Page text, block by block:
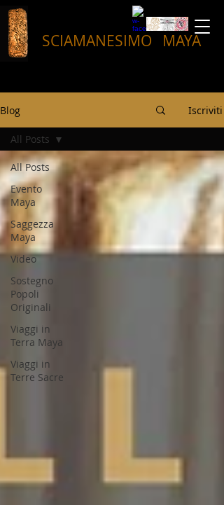
SCIAMANESIMO MAYA
Blog Iscriviti
All Posts
Evento
Maya
Saggezza
Maya
Video
Sostegno
Popoli
Originali
Viaggi in
Terra Maya
Viaggi in
Terre Sacre
All Posts